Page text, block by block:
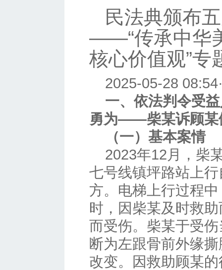
民法典颁布
——“传承中华
核心价值观”专
2025-05-28
一、依法判令受
勇为——柴某诉顾某
（一）基本案情
2023年12月，柴
七号线镇坪路站上
方。电梯上行过程
时，因柴某及时救
而受伤。柴某于受
断为左跟骨前外缘
改变。因救助顾某